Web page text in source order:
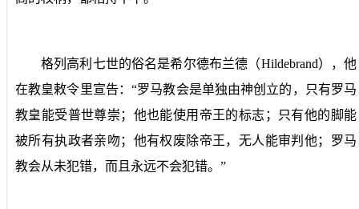
格列高利七世的俗名是希尔德布兰德（Hildebrand），他
在教皇敕令里宣告：“罗马教会是单独由神创立的，只有罗马
教皇能受普世尊崇；他也能使用帝王的标志；只有他的脚能
被所有执政者亲吻；他有权废除帝王，无人能审判他；罗马
教会从未犯错，而且永远不会犯错。”